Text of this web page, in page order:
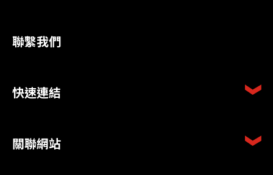
聯繫我們
快速連結
關聯網站